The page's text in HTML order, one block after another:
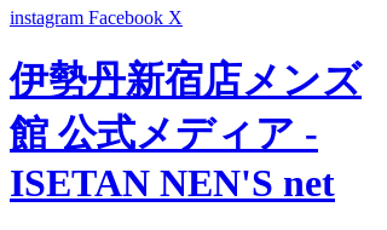
instagram Facebook X
伊勢丹新宿店メンズ
館 公式メディア -
ISETAN NEN'S net